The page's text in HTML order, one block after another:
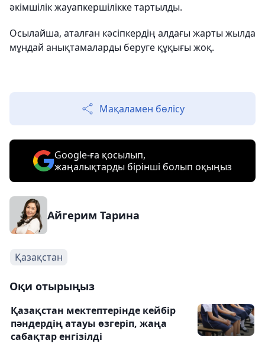
әкімшілік жауапкершілікке тартылды.
Осылайша, аталған кәсіпкердің алдағы жарты жылда
мұндай анықтамаларды беруге құқығы жоқ.
Мақаламен бөлісу
Google-ға қосылып,
жаңалықтарды бірінші болып оқыңыз
Айгерим Тарина
Қазақстан
Оқи отырыңыз
Қазақстан мектептерінде кейбір
пәндердің атауы өзгеріп, жаңа
сабақтар енгізілді